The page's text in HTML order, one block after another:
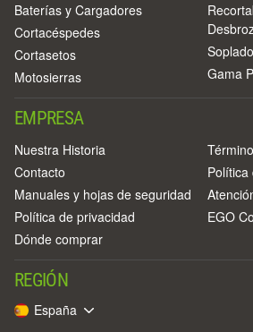
Baterías y Cargadores
Cortacéspedes
Cortasetos
Motosierras
Gama
EMPRESA
Nuestra Historia
Contacto
Manuales y hojas de seguridad
Política de privacidad
Dónde comprar
EGO
REGIÓN
España